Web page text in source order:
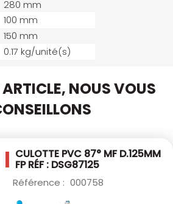
280 mm
100 mm
150 mm
0.17 kg/unité(s)
NOUS VOUS
CULOTTE PVC 87° MF D.125MM
FP RÉF : DSG87125
Référence : 000758